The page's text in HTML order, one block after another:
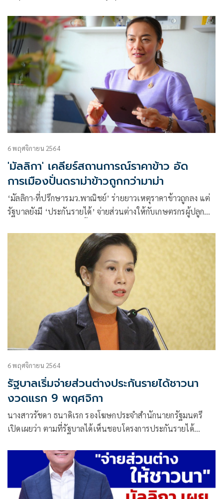
ห้างค้าปลีก ช่วยตรึงราคาแล้ว ล่าสุดปาล์มขวดราคาอยู่ที่เฉลี่ย
50-53 บาท ส่วนราคาหมูเป็นยังอยู่ที่กิโลกรัมละ 80 บาท เนื้อ
แดงไม่ตัดแต่ง 135-140 บาท ตัดแต่ง 145-150 บาท
6 พฤศจิกายน 2564
'มัลลิกา' เคลียร์สถานการณ์ราคาข้าว อัด
การเมืองปั่นดราม่าข้าวถูกกว่ามาม่า
‘มัลลิกา-ที่ปรึกษารมว.พาณิชย์’ ร่ายยาวเหตุราคาข้าวถูกลง แต่
รัฐบาลยังมี ‘ประกันรายได้’ จ่ายส่วนต่างให้กับเกษตรกรผู้ปลูก
เร่งเครื่องหนักช่วยเหลือชาวนา อัดการเมืองปั่นดราม่าราคาข้าว
6 พฤศจิกายน 2564
รัฐบาลเริ่มจ่ายส่วนต่างประกันรายได้ชาวนา
งวดแรก 9 พฤศจิกา
นางสาวรัชดา ธนาดิเรก รองโฆษกประจำสำนักนายกรัฐมนตรี
เปิดเผยว่า ตามที่รัฐบาลได้เห็นชอบโครงการประกันรายได้